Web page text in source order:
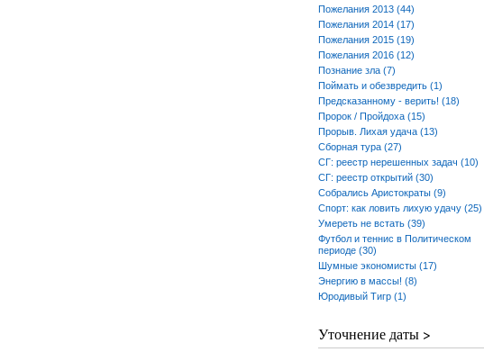
Пожелания 2013 (44)
Пожелания 2014 (17)
Пожелания 2015 (19)
Пожелания 2016 (12)
Познание зла (7)
Поймать и обезвредить (1)
Предсказанному - верить! (18)
Пророк / Пройдоха (15)
Прорыв. Лихая удача (13)
Сборная тура (27)
СГ: реестр нерешенных задач (10)
СГ: реестр открытий (30)
Собрались Аристократы (9)
Спорт: как ловить лихую удачу (25)
Умереть не встать (39)
Футбол и теннис в Политическом
периоде (30)
Шумные экономисты (17)
Энергию в массы! (8)
Юродивый Тигр (1)
Уточнение даты >